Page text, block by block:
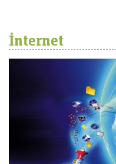
İnternet